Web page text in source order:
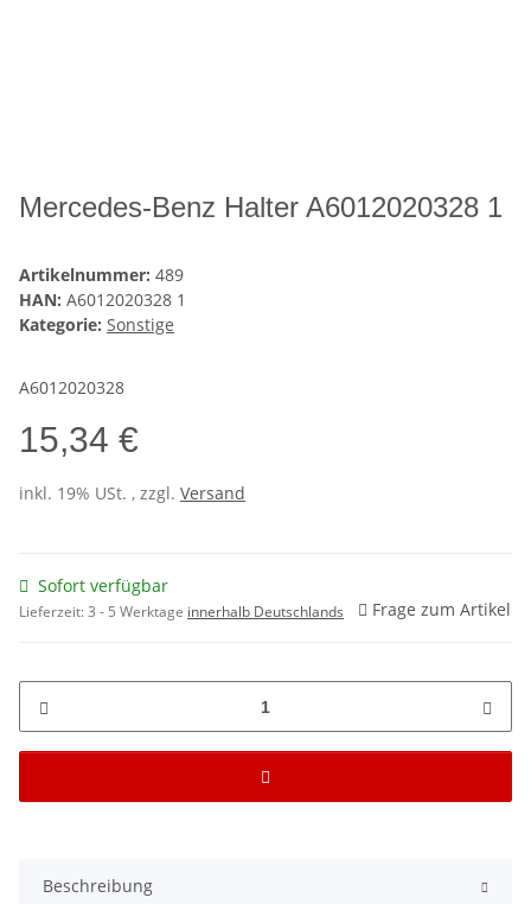
Mercedes-Benz Halter A6012020328 1
Artikelnummer: 489
HAN: A6012020328 1
Kategorie: Sonstige
A6012020328
15,34 €
inkl. 19% USt. , zzgl. Versand
Sofort verfügbar
Lieferzeit:3 - 5 Werktage innerhalb Deutschlands Frage zum Artikel
Beschreibung